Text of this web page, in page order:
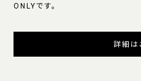
ONLYです。
詳細は